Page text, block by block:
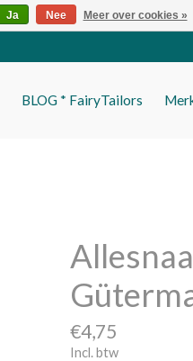
BLOG * FairyTailors
€4,75
Incl. btw
Ja Nee Meer over cookies »